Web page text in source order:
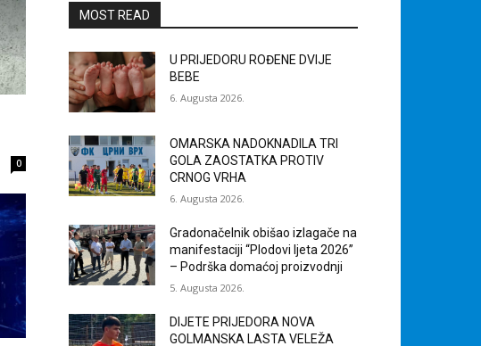
0
MOST READ
U PRIJEDORU ROĐENE DVIJE
BEBE
6. Augusta 2026.
OMARSKA NADOKNADILA TRI
GOLA ZAOSTATKA PROTIV
CRNOG VRHA
6. Augusta 2026.
Gradonačelnik obišao izlagače na
manifestaciji “Plodovi ljeta 2026”
– Podrška domaćoj proizvodnji
5. Augusta 2026.
DIJETE PRIJEDORA NOVA
GOLMANSKA LASTA VELEŽA